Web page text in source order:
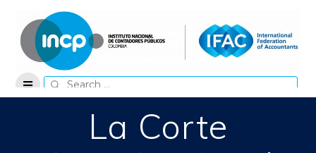
content
Search
for:
La Corte